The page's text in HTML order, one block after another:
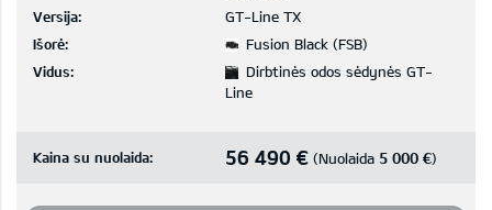
Versija:
GT-Line TX
Išorė:
Fusion Black (FSB)
Vidus:
Dirbtinės odos sėdynės GT-
Line
Kaina su nuolaida: 56 490 € (Nuolaida 5 000 €)